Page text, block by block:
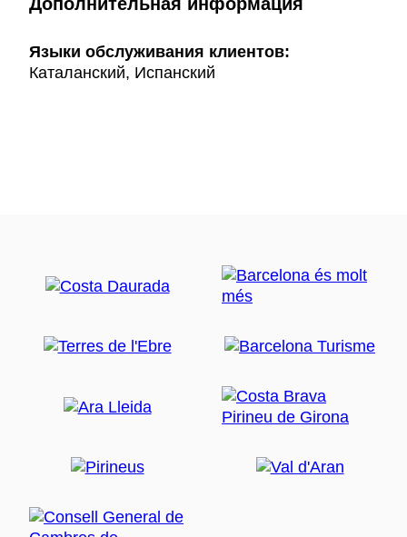
Языки обслуживания клиентов:
Каталанский, Испанский